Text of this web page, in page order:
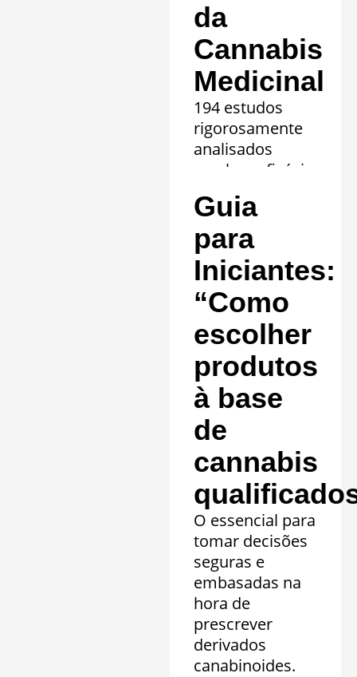
da
Cannabis
Medicinal
194 estudos
rigorosamente
analisados
revelam eficácia
comprovada em
20 quadros
clínicos.
Saiba mais »
Guia
para
Iniciantes:
“Como
escolher
produtos
à base
de
cannabis
O essencial para
tomar decisões
seguras e
embasadas na
hora de
prescrever
derivados
canabinoides.